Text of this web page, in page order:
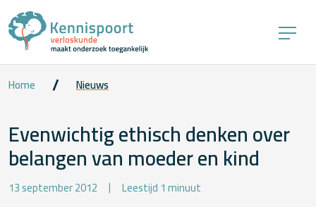
Home Nieuws
Evenwichtig ethisch denken over
belangen van moeder en kind
13 september 2012 Leestijd 1 minuut